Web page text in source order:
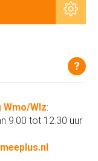
?
Wlz:
9.00 tot 12.30 uur